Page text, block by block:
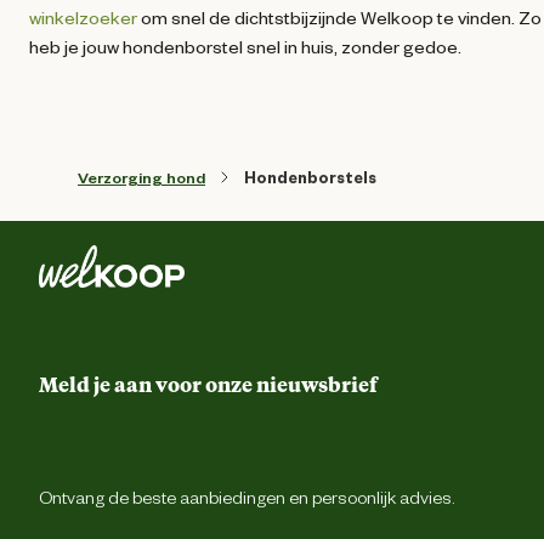
winkelzoekerom snel de dichtstbijzijnde Welkoop te vinden. Zo
heb je jouw hondenborstel snel in huis, zonder gedoe.
Verzorging hond Hondenborstels
Meld je aan voor onze nieuwsbrief
Ontvang de beste aanbiedingen en persoonlijk advies.